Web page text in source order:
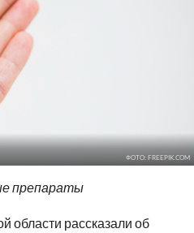
ФОТО: FREEPIK.COM
препараты
области рассказали об